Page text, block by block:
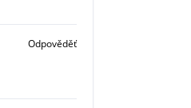
Odpověděť